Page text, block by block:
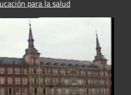
para la salud